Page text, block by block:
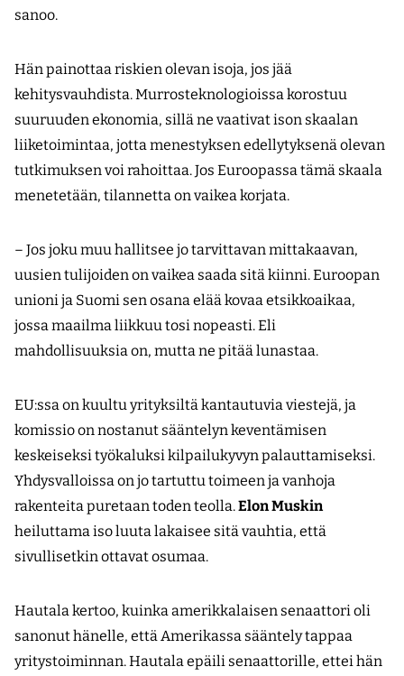
sanoo.
Hän painottaa riskien olevan isoja, jos jää
kehitysvauhdista. Murrosteknologioissa korostuu
suuruuden ekonomia, sillä ne vaativat ison skaalan
liiketoimintaa, jotta menestyksen edellytyksenä olevan
tutkimuksen voi rahoittaa. Jos Euroopassa tämä skaala
menetetään, tilannetta on vaikea korjata.
– Jos joku muu hallitsee jo tarvittavan mittakaavan,
uusien tulijoiden on vaikea saada sitä kiinni. Euroopan
unioni ja Suomi sen osana elää kovaa etsikkoaikaa,
jossa maailma liikkuu tosi nopeasti. Eli
mahdollisuuksia on, mutta ne pitää lunastaa.
EU:ssa on kuultu yrityksiltä kantautuvia viestejä, ja
komissio on nostanut sääntelyn keventämisen
keskeiseksi työkaluksi kilpailukyvyn palauttamiseksi.
Yhdysvalloissa on jo tartuttu toimeen ja vanhoja
rakenteita puretaan toden teolla.Elon Muskin
heiluttama iso luuta lakaisee sitä vauhtia, että
sivullisetkin ottavat osumaa.
Hautala kertoo, kuinka amerikkalaisen senaattori oli
sanonut hänelle, että Amerikassa sääntely tappaa
yritystoiminnan. Hautala epäili senaattorille, ettei hän